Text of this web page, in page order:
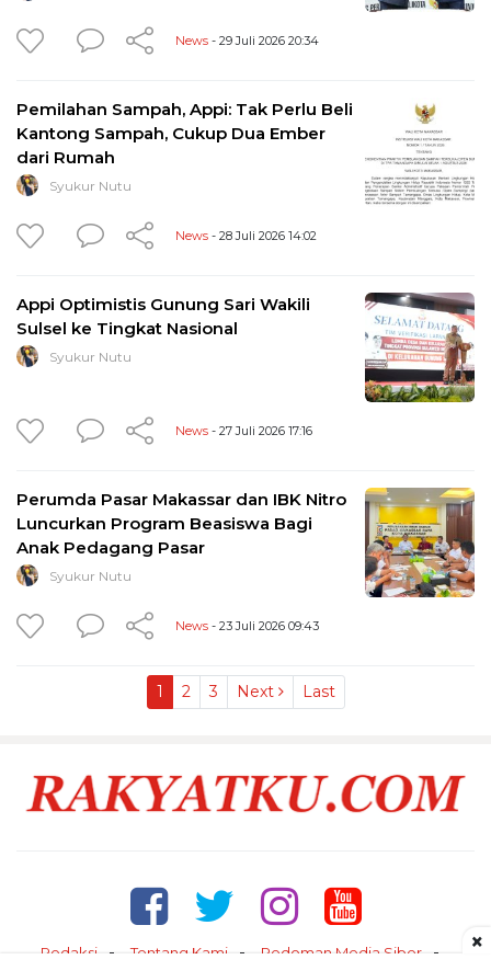
News - 29 Juli 2026 20:34
Pemilahan Sampah, Appi: Tak Perlu Beli
Kantong Sampah, Cukup Dua Ember
dari Rumah
Syukur Nutu
News - 28 Juli 2026 14:02
Appi Optimistis Gunung Sari Wakili
Sulsel ke Tingkat Nasional
Syukur Nutu
News - 27 Juli 2026 17:16
Perumda Pasar Makassar dan IBK Nitro
Luncurkan Program Beasiswa Bagi
Anak Pedagang Pasar
Syukur Nutu
News - 23 Juli 2026 09:43
1 2 3 Next Last
Redaksi Tentang Kami
Pedoman Media Siber
×